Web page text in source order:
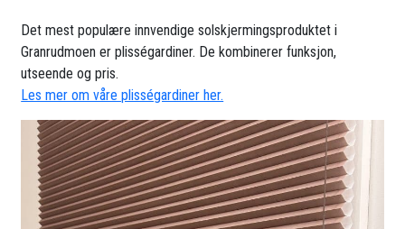
Det mest populære innvendige solskjermingsproduktet i
Granrudmoen er plisségardiner. De kombinerer funksjon,
utseende og pris.
Les mer om våre plisségardiner her.